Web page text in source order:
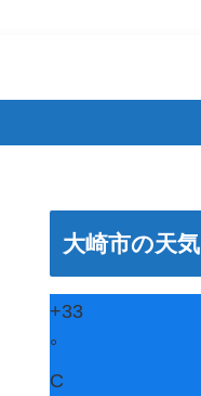
大崎市の天気
+33
°
C